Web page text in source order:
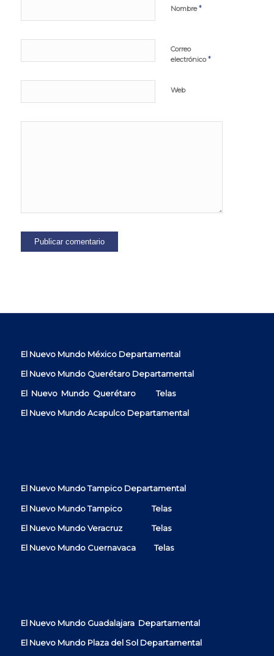
Nombre*
Correo
electrónico*
Web
El Nuevo Mundo México Departamental
El Nuevo Mundo Querétaro Departamental
El Nuevo Mundo Querétaro Telas
El Nuevo Mundo Acapulco Departamental
El Nuevo Mundo Tampico Departamental
El Nuevo Mundo Tampico Telas
El Nuevo Mundo Veracruz Telas
El Nuevo Mundo Cuernavaca Telas
El Nuevo Mundo Guadalajara Departamental
El Nuevo Mundo Plaza del Sol Departamental